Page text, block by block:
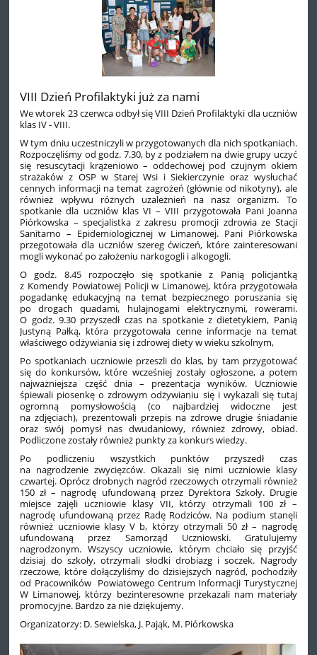
VIII Dzień Profilaktyki już za nami
We wtorek 23 czerwca odbył się VIII Dzień Profilaktyki dla uczniów
klas IV - VIII.
W tym dniu uczestniczyli w przygotowanych dla nich spotkaniach.
Rozpoczęliśmy od godz. 7.30, by z podziałem na dwie grupy uczyć
się resuscytacji krążeniowo – oddechowej pod czujnym okiem
strażaków z OSP w Starej Wsi i Siekierczynie oraz wysłuchać
cennych informacji na temat zagrożeń (głównie od nikotyny), ale
również wpływu różnych uzależnień na nasz organizm. To
spotkanie dla uczniów klas VI – VIII przygotowała Pani Joanna
Piórkowska – specjalistka z zakresu promocji zdrowia ze Stacji
Sanitarno – Epidemiologicznej w Limanowej. Pani Piórkowska
przegotowała dla uczniów szereg ćwiczeń, które zainteresowani
mogli wykonać po założeniu narkogogli i alkogogli.
O godz. 8.45 rozpoczęło się spotkanie z Panią policjantką
z Komendy Powiatowej Policji w Limanowej, która przygotowała
pogadankę edukacyjną na temat bezpiecznego poruszania się
po drogach quadami, hulajnogami elektrycznymi, rowerami.
O godz. 9.30 przyszedł czas na spotkanie z dietetykiem, Panią
Justyną Pałką, która przygotowała cenne informacje na temat
właściwego odżywiania się i zdrowej diety w wieku szkolnym,
Po spotkaniach uczniowie przeszli do klas, by tam przygotować
się do konkursów, które wcześniej zostały ogłoszone, a potem
najważniejsza część dnia – prezentacja wyników. Uczniowie
śpiewali piosenkę o zdrowym odżywianiu się i wykazali się tutaj
ogromną pomysłowością (co najbardziej widoczne jest
na zdjęciach), prezentowali przepis na zdrowe drugie śniadanie
oraz swój pomysł nas dwudaniowy, również zdrowy, obiad.
Podliczone zostały również punkty za konkurs wiedzy.
Po podliczeniu wszystkich punktów przyszedł czas
na nagrodzenie zwycięzców. Okazali się nimi uczniowie klasy
czwartej. Oprócz drobnych nagród rzeczowych otrzymali również
150 zł – nagrodę ufundowaną przez Dyrektora Szkoły. Drugie
miejsce zajęli uczniowie klasy VII, którzy otrzymali 100 zł –
nagrodę ufundowaną przez Radę Rodziców. Na podium stanęli
również uczniowie klasy V b, którzy otrzymali 50 zł – nagrodę
ufundowaną przez Samorząd Uczniowski. Gratulujemy
nagrodzonym. Wszyscy uczniowie, którym chciało się przyjść
dzisiaj do szkoły, otrzymali słodki drobiazg i soczek. Nagrody
rzeczowe, które dołączyliśmy do dzisiejszych nagród, pochodziły
od Pracowników Powiatowego Centrum Informacji Turystycznej
W Limanowej, którzy bezinteresowne przekazali nam materiały
promocyjne. Bardzo za nie dziękujemy.
Organizatorzy: D. Sewielska, J. Pająk, M. Piórkowska